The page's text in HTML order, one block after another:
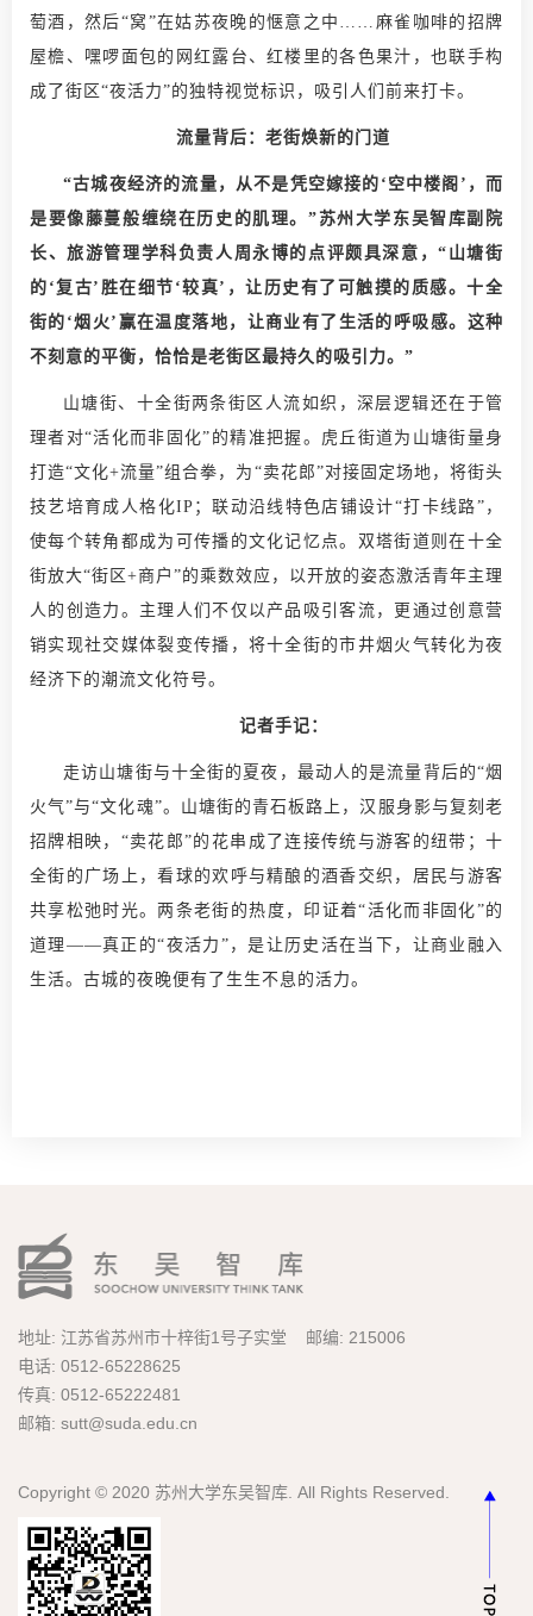
萄酒，然后“窝”在姑苏夜晚的惬意之中……麻雀咖啡的招牌
屋檐、嘿啰面包的网红露台、红楼里的各色果汁，也联手构
成了街区“夜活力”的独特视觉标识，吸引人们前来打卡。
流量背后：老街焕新的门道
“古城夜经济的流量，从不是凭空嫁接的‘空中楼阁’，而
是要像藤蔓般缠绕在历史的肌理。”苏州大学东吴智库副院
长、旅游管理学科负责人周永博的点评颇具深意，“山塘街
的‘复古’胜在细节‘较真’，让历史有了可触摸的质感。十全
街的‘烟火’赢在温度落地，让商业有了生活的呼吸感。这种
不刻意的平衡，恰恰是老街区最持久的吸引力。”
山塘街、十全街两条街区人流如织，深层逻辑还在于管
理者对“活化而非固化”的精准把握。虎丘街道为山塘街量身
打造“文化+流量”组合拳，为“卖花郎”对接固定场地，将街头
技艺培育成人格化IP；联动沿线特色店铺设计“打卡线路”，
使每个转角都成为可传播的文化记忆点。双塔街道则在十全
街放大“街区+商户”的乘数效应，以开放的姿态激活青年主理
人的创造力。主理人们不仅以产品吸引客流，更通过创意营
销实现社交媒体裂变传播，将十全街的市井烟火气转化为夜
经济下的潮流文化符号。
记者手记：
走访山塘街与十全街的夏夜，最动人的是流量背后的“烟
火气”与“文化魂”。山塘街的青石板路上，汉服身影与复刻老
招牌相映，“卖花郎”的花串成了连接传统与游客的纽带；十
全街的广场上，看球的欢呼与精酿的酒香交织，居民与游客
共享松弛时光。两条老街的热度，印证着“活化而非固化”的
道理——真正的“夜活力”，是让历史活在当下，让商业融入
生活。古城的夜晚便有了生生不息的活力。
地址: 江苏省苏州市十梓街1号子实堂 邮编: 215006
电话: 0512-65228625
传真: 0512-65222481
邮箱: sutt@suda.edu.cn
Copyright © 2020 苏州大学东吴智库. All Rights Reserved.